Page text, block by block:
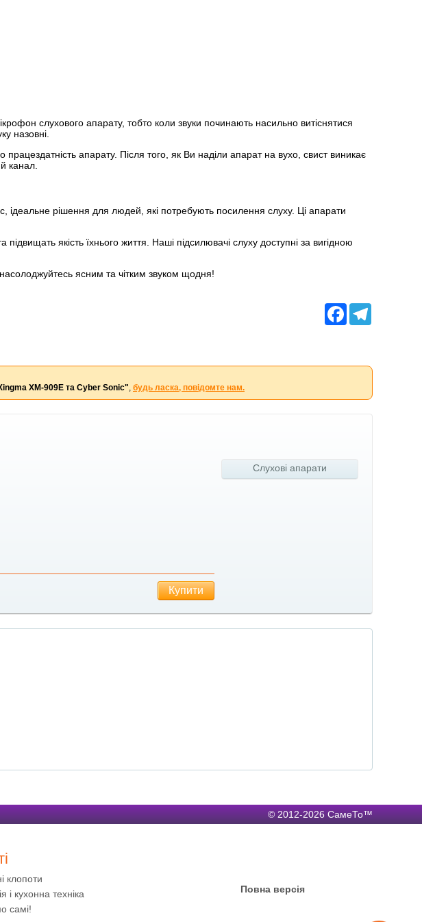
слухового апарату, тобто коли звуки починають насильно витіснятися
назовні.
апарату. Після того, як Ви наділи апарат на вухо, свист виникає
канал.
ідеальне рішення для людей, які потребують посилення слуху. Ці апарати
якість їхнього життя. Наші підсилювачі слуху доступні за вигідною
ясним та чітким звуком щодня!
Facebook
XM-909E та Cyber Sonic", будь ласка, повідомте нам.
Купити
Слухові апарати
© 2012-2026 СамеТо™
клопоти
і кухонна техніка
самі!
Повна версія